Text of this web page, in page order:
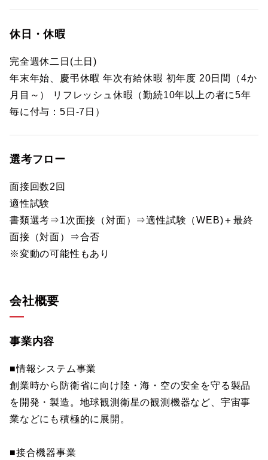
休日・休暇
完全週休二日(土日)
年末年始、慶弔休暇 年次有給休暇 初年度 20日間（4か
月目～） リフレッシュ休暇（勤続10年以上の者に5年
毎に付与：5日-7日）
選考フロー
面接回数2回
適性試験
書類選考⇒1次面接（対面）⇒適性試験（WEB)＋最終
面接（対面）⇒合否
※変動の可能性もあり
会社概要
事業内容
■情報システム事業
創業時から防衛省に向け陸・海・空の安全を守る製品
を開発・製造。地球観測衛星の観測機器など、宇宙事
業などにも積極的に展開。
■接合機器事業